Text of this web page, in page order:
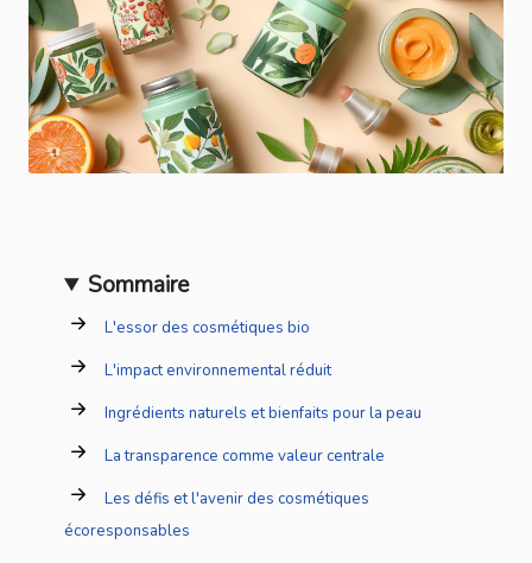
Sommaire
L'essor des cosmétiques bio
L'impact environnemental réduit
Ingrédients naturels et bienfaits pour la peau
La transparence comme valeur centrale
Les défis et l'avenir des cosmétiques
écoresponsables